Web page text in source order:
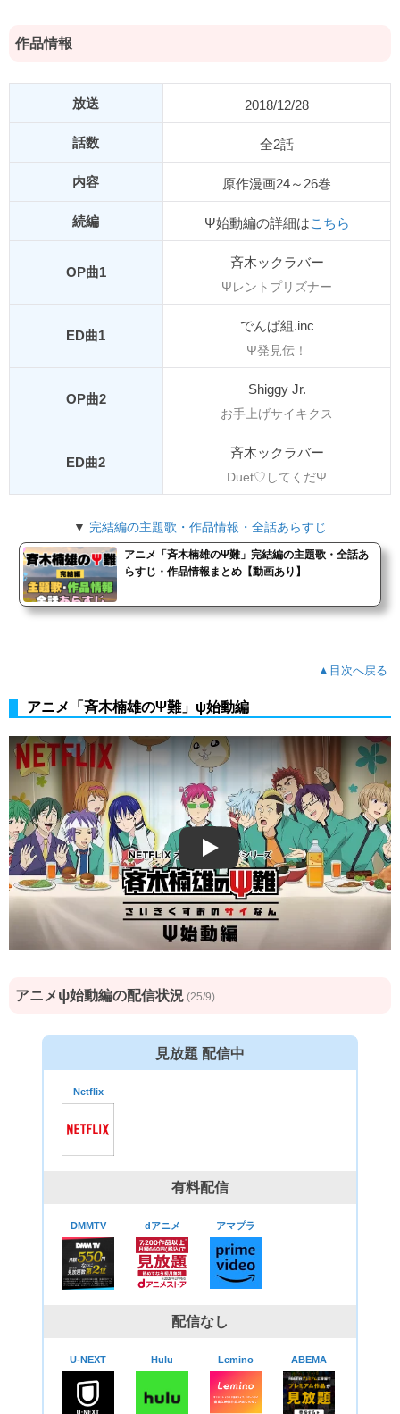
作品情報
放送 2018/12/28
話数 全2話
内容 原作漫画24～26巻
続編 Ψ始動編の詳細はこちら
OP曲1
斉木ックラバー
Ψレントプリズナー
ED曲1
でんぱ組.inc
Ψ発見伝！
OP曲2
Shiggy Jr.
お手上げサイキクス
ED曲2
斉木ックラバー
Duet♡してくだΨ
▼ 完結編の主題歌・作品情報・全話あらすじ
アニメ「斉木楠雄のΨ難」完結編の主題歌・全話あ
らすじ・作品情報まとめ【動画あり】
▲目次へ戻る
アニメ「斉木楠雄のΨ難」ψ始動編
Play
アニメψ始動編の配信状況 (25/9)
見放題 配信中
Netflix
有料配信
DMMTV dアニメ アマプラ
配信なし
U-NEXT Hulu Lemino ABEMA